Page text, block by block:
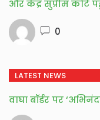
और केंद्र सुप्रीम कोर्ट
0
LATEST NEWS
वाघा बॉर्डर पर